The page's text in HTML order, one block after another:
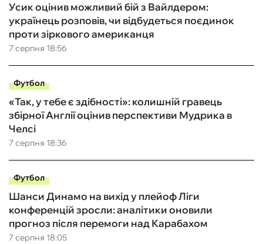
7 серпня 18:56
Усик оцінив можливий бій з Вайлдером:
українець розповів, чи відбудеться поєдинок
проти зіркового американця
Футбол
7 серпня 18:36
«Так, у тебе є здібності»: колишній гравець
збірної Англії оцінив перспективи Мудрика в
Челсі
Футбол
7 серпня 18:05
Шанси Динамо на вихід у плейоф Ліги
конференцій зросли: аналітики оновили
прогноз після перемоги над Карабахом